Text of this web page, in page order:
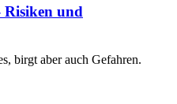
Risiken und
birgt aber auch Gefahren.